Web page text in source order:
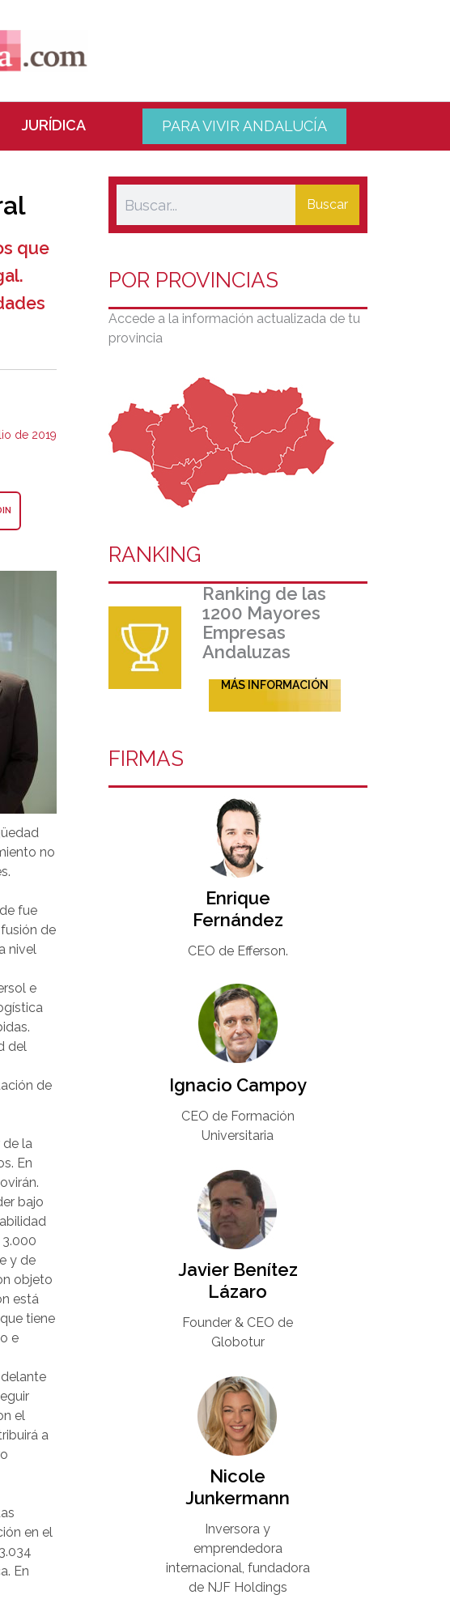
JURÍDICA PARA VIVIR ANDALUCÍA
que
de 2019
no
fue
de
nivel
e
del
de
de la
En
bajo
y de
objeto
está
tiene
e
el
a
en el
En
Buscar
POR PROVINCIAS
Accede a la información actualizada de tu
provincia
RANKING
Ranking de las
1200 Mayores
Empresas
Andaluzas
MÁS INFORMACIÓN
FIRMAS
Enrique
Fernández
CEO de Efferson.
Ignacio Campoy​
CEO de Formación
Universitaria​
Javier Benítez
Lázaro
Founder & CEO de
Globotur​
Nicole
Junkermann​
Inversora y
emprendedora
internacional, fundadora
de NJF Holdings